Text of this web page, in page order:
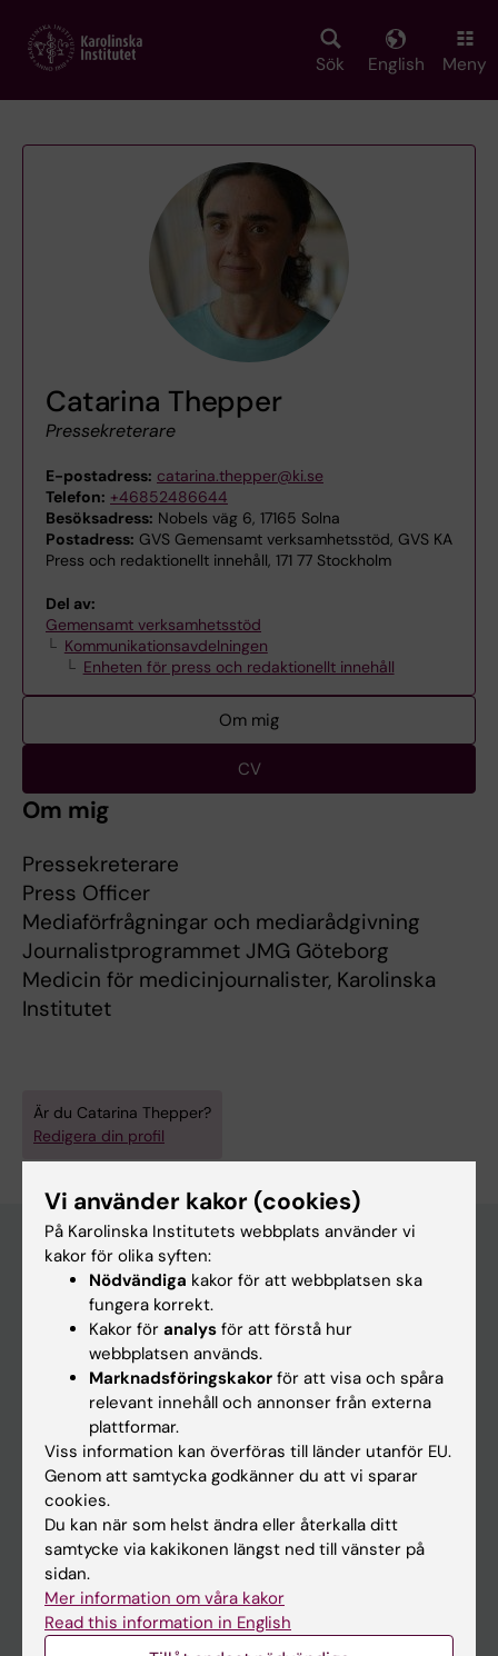
main
Sök English Meny
Catarina Thepper
Pressekreterare
E-postadress: catarina.thepper@ki.se
Telefon: +46852486644
Besöksadress: Nobels väg 6, 17165 Solna
Postadress: GVS Gemensamt verksamhetsstöd, GVS KA
Press och redaktionellt innehåll, 171 77 Stockholm
Del av:
Gemensamt verksamhetsstöd
Kommunikationsavdelningen
Enheten för press och redaktionellt innehåll
Om mig
CV
Om mig
Pressekreterare
Press Officer
Mediaförfrågningar och mediarådgivning
Journalistprogrammet JMG Göteborg
Medicin för medicinjournalister, Karolinska
Institutet
Är du Catarina Thepper?
Redigera din profil
Huvudmeny
Utbildning
Forskarutbildning
Forskning
På gång
Nyheter
Kalender
Student
Vi använder kakor (cookies)
På Karolinska Institutets webbplats använder vi
kakor för olika syften:
Nödvändiga kakor för att webbplatsen ska
fungera korrekt.
Kakor för analys för att förstå hur
webbplatsen används.
Marknadsföringskakor för att visa och spåra
relevant innehåll och annonser från externa
plattformar.
Viss information kan överföras till länder utanför EU.
Genom att samtycka godkänner du att vi sparar
cookies.
Du kan när som helst ändra eller återkalla ditt
samtycke via kakikonen längst ned till vänster på
sidan.
Mer information om våra kakor
Read this information in English